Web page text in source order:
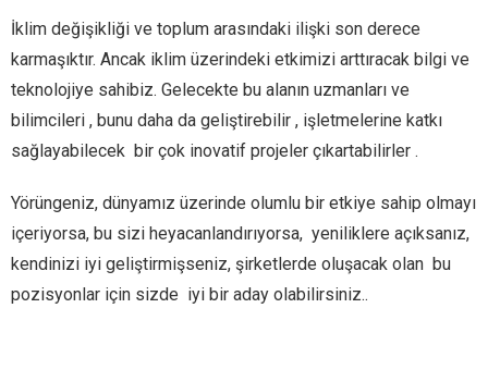
İklim değişikliği ve toplum arasındaki ilişki son derece
karmaşıktır. Ancak iklim üzerindeki etkimizi arttıracak bilgi ve
teknolojiye sahibiz. Gelecekte bu alanın uzmanları ve
bilimcileri , bunu daha da geliştirebilir , işletmelerine katkı
sağlayabilecek bir çok inovatif projeler çıkartabilirler .
Yörüngeniz, dünyamız üzerinde olumlu bir etkiye sahip olmayı
içeriyorsa, bu sizi heyacanlandırıyorsa, yeniliklere açıksanız,
kendinizi iyi geliştirmişseniz, şirketlerde oluşacak olan bu
pozisyonlar için sizde iyi bir aday olabilirsiniz..